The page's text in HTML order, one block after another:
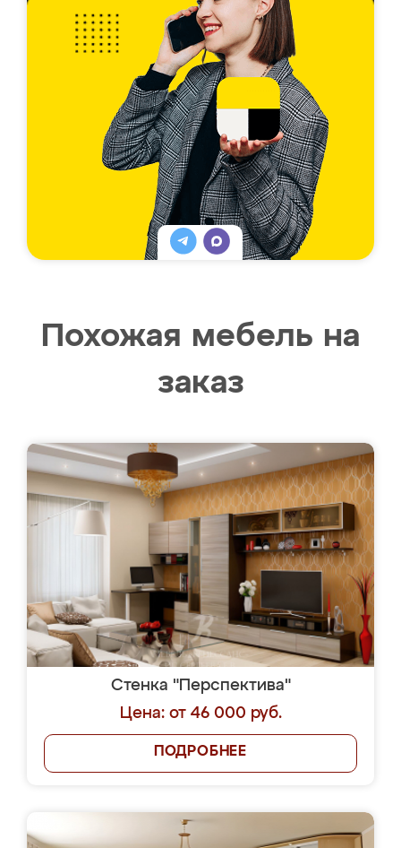
Похожая мебель на
заказ
Стенка "Перспектива"
Цена: от 46 000 руб.
ПОДРОБНЕЕ